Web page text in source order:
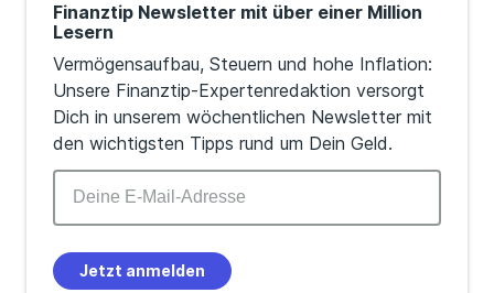
Finanztip Newsletter mit über einer Million
Lesern
Vermögensaufbau, Steuern und hohe Inflation:
Unsere Finanztip-Expertenredaktion versorgt
Dich in unserem wöchentlichen Newsletter mit
den wichtigsten Tipps rund um Dein Geld.
Jetzt anmelden